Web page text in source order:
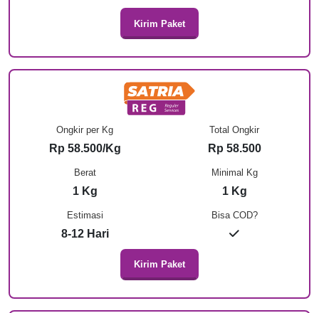
Kirim Paket
Bisa COD?
Ongkir per Kg
Rp 58.500/Kg
Total Ongkir
Rp 58.500
Berat
1 Kg
Minimal Kg
1 Kg
Estimasi
8-12 Hari
Kirim Paket